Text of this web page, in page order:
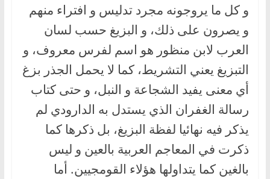
و كل ما يروجونه مجرد تدليس و افتراء منهم
و يصرون على ذلك، و البزيغ حسب لسان
العرب لابن منظور هو اسم لفرس معروف، و
التبزيغ يعني التشريط، كما لا يحمل الجذر بزغ
أي معنى يفيد الشجاعة و النبل، و حتى كتاب
رسالة الغفران الذي يستدل به الدارودي لم
يذكر فيه نهائيا لفظة البزيغ، بل ذكرها كما
ذكرت في المعاجم العربية بالعين و ليس
بالغين كما يتداولها هؤلاء القومجيين. أما